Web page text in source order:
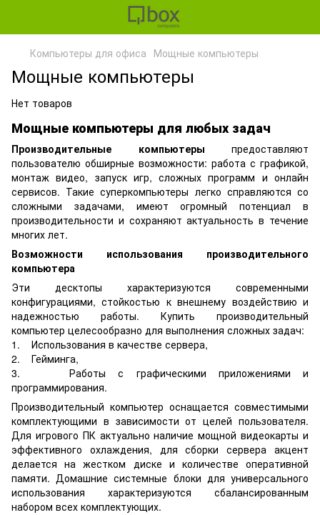
Компьютеры для офиса Мощные компьютеры
Мощные компьютеры
Нет товаров
Мощные компьютеры для любых задач
Производительные компьютеры предоставляют
пользователю обширные возможности: работа с графикой,
монтаж видео, запуск игр, сложных программ и онлайн
сервисов. Такие суперкомпьютеры легко справляются со
сложными задачами, имеют огромный потенциал в
производительности и сохраняют актуальность в течение
многих лет.
Возможности использования производительного
компьютера
Эти десктопы характеризуются современными
конфигурациями, стойкостью к внешнему воздействию и
надежностью работы. Купить производительный
компьютер целесообразно для выполнения сложных задач:
1. Использования в качестве сервера,
2. Гейминга,
3. Работы с графическими приложениями и
программирования.
Производительный компьютер оснащается совместимыми
комплектующими в зависимости от целей пользователя.
Для игрового ПК актуально наличие мощной видеокарты и
эффективного охлаждения, для сборки сервера акцент
делается на жестком диске и количестве оперативной
памяти. Домашние системные блоки для универсального
использования характеризуются сбалансированным
набором всех комплектующих.